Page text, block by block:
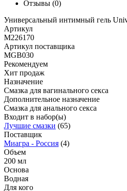
Отзывы (0)
Универсальный интимный гель
Артикул
M226170
Артикул поставщика
MGB030
Рекомендуем
Хит продаж
Назначение
Смазка для вагинального секса
Дополнительное назначение
Смазка для анального секса
Входит в набор(ы)
Лучшие смазки (65)
Поставщик
Миагра - Россия (4)
Объем
200 мл
Основа
Водная
Для кого